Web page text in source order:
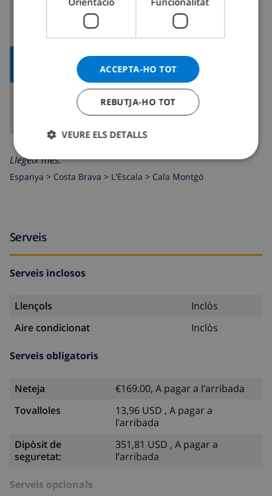
Llegeix més:
Espanya > Costa Brava > L'Escala > Cala Montgó
Serveis
Serveis inclosos
Llençols
Inclòs
Aire condicionat
Inclòs
Serveis obligatoris
Neteja
€169.00, A pagar a l’arribada
Tovalloles
13,96 USD , A pagar a
l’arribada
Dipòsit de
seguretat:
351,81 USD , A pagar a
l’arribada
Serveis opcionals
ACCEPTA-HO TOT
REBUTJA-HO TOT
VEURE ELS DETALLS